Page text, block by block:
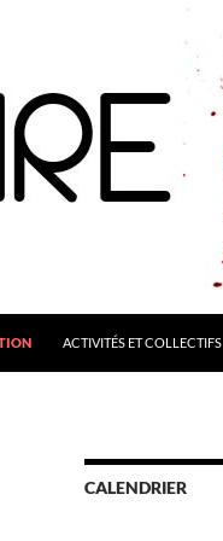
ACTIVITÉS ET COLLECTIFS
CALENDRIER